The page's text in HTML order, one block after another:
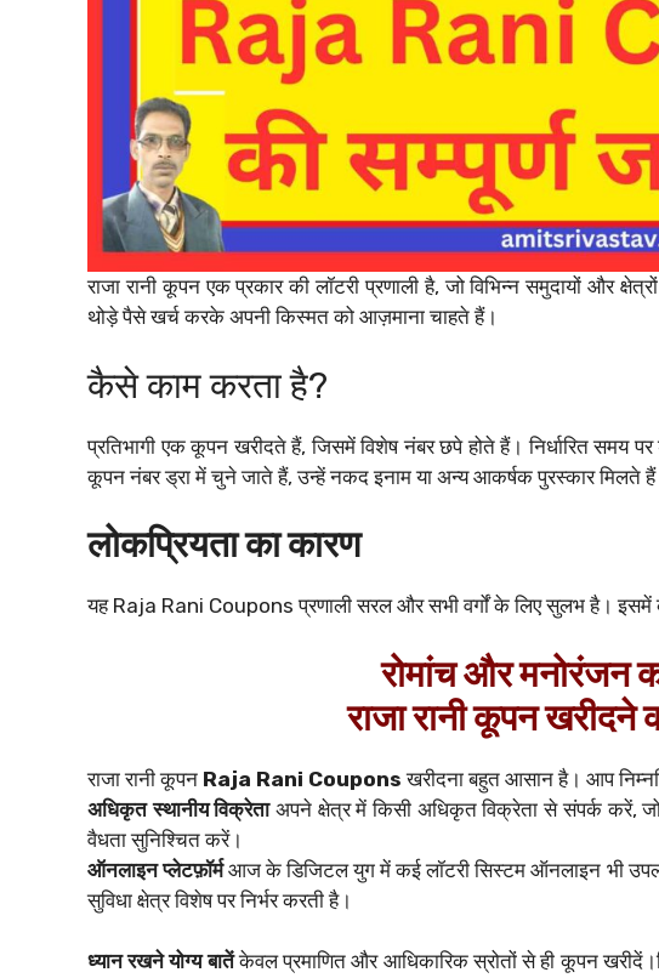
राजा रानी कूपन एक प्रकार की लॉटरी प्रणाली है, जो विभिन्न समुदायों और
थोड़े पैसे खर्च करके अपनी किस्मत को आज़माना चाहते हैं।
कैसे काम करता है?
प्रतिभागी एक कूपन खरीदते हैं, जिसमें विशेष नंबर छपे होते हैं। निर्धारित समय
कूपन नंबर ड्रा में चुने जाते हैं, उन्हें नकद इनाम या अन्य आकर्षक पुरस्कार मिलते
लोकप्रियता का कारण
यह Raja Rani Coupons प्रणाली सरल और सभी वर्गों के लिए सुलभ है। इसमें
रोमांच और मनोरंजन
राजा रानी कूपन खरीदने
राजा रानी कूपन Raja Rani Coupons खरीदना बहुत आसान है। आप
अधिकृत स्थानीय विक्रेताअपने क्षेत्र में किसी अधिकृत विक्रेता से संपर्क करें,
वैधता सुनिश्चित करें।
ऑनलाइन प्लेटफ़ॉर्मआज के डिजिटल युग में कई लॉटरी सिस्टम ऑनलाइन भी
सुविधा क्षेत्र विशेष पर निर्भर करती है।
ध्यान रखने योग्य बातेंकेवल प्रमाणित और आधिकारिक स्रोतों से ही कूपन